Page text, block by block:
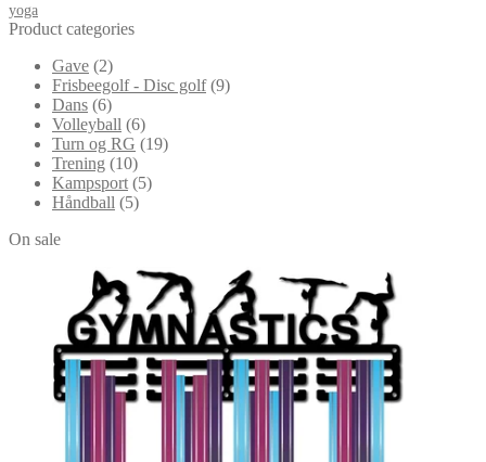
yoga
Product categories
Gave (2)
Frisbeegolf - Disc golf (9)
Dans (6)
Volleyball (6)
Turn og RG (19)
Trening (10)
Kampsport (5)
Håndball (5)
On sale